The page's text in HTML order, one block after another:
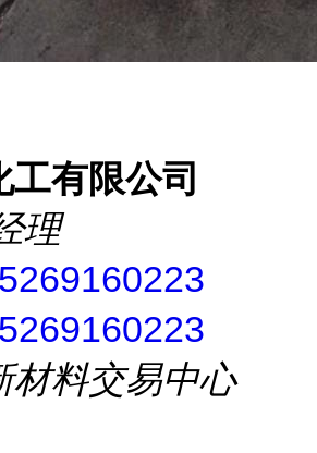
有限公司
理
材料交易中心